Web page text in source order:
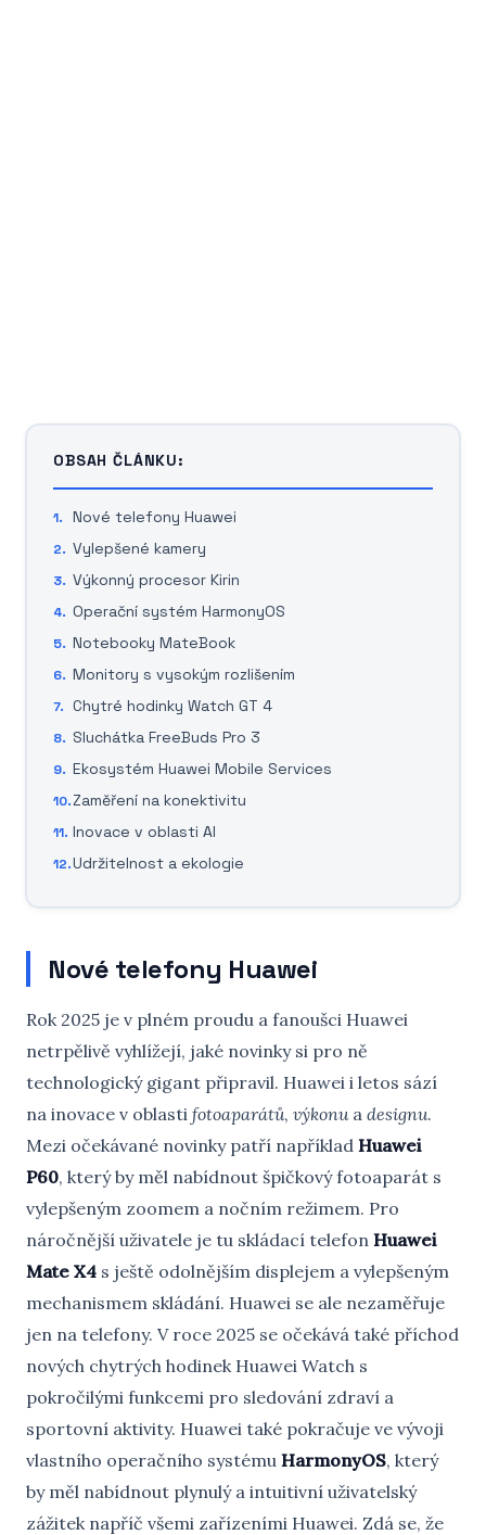
OBSAH ČLÁNKU:
Nové telefony Huawei
Vylepšené kamery
Výkonný procesor Kirin
Operační systém HarmonyOS
Notebooky MateBook
Monitory s vysokým rozlišením
Chytré hodinky Watch GT 4
Sluchátka FreeBuds Pro 3
Ekosystém Huawei Mobile Services
Zaměření na konektivitu
Inovace v oblasti AI
Udržitelnost a ekologie
Nové telefony Huawei
Rok 2025 je v plném proudu a fanoušci Huawei
netrpělivě vyhlížejí, jaké novinky si pro ně
technologický gigant připravil. Huawei i letos sází
na inovace v oblasti fotoaparátů, výkonua designu.
Mezi očekávané novinky patří například Huawei
P60, který by měl nabídnout špičkový fotoaparát s
vylepšeným zoomem a nočním režimem. Pro
náročnější uživatele je tu skládací telefon Huawei
Mate X4 s ještě odolnějším displejem a vylepšeným
mechanismem skládání. Huawei se ale nezaměřuje
jen na telefony. V roce 2025 se očekává také příchod
nových chytrých hodinek Huawei Watch s
pokročilými funkcemi pro sledování zdraví a
sportovní aktivity. Huawei také pokračuje ve vývoji
vlastního operačního systému HarmonyOS, který
by měl nabídnout plynulý a intuitivní uživatelský
zážitek napříč všemi zařízeními Huawei. Zdá se, že